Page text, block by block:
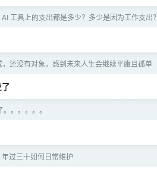
工具上的支出都是多少？多少是因为工作支出？
还没有对象，感到未来人生会继续平庸且孤单
。。。。。
年过三十如何日常维护